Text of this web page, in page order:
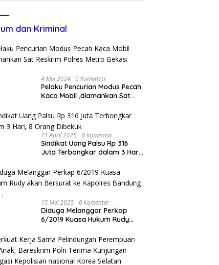
dan Kriminal
4 Mei 2024 0 Komentar
Pelaku Pencurian Modus Pecah
Kaca Mobil ,diamankan Sat
Kota
11 April 2025 0 Komentar
Sindikat Uang Palsu Rp 316
Juta Terbongkar dalam 3 Hari,
15 Mei 2025 0 Komentar
Diduga Melanggar Perkap
6/2019 Kuasa Hukum Rudy
Bandung Kota .